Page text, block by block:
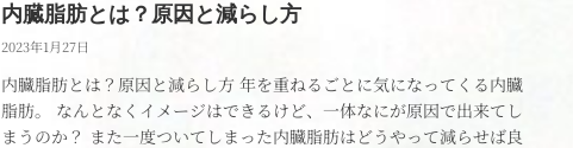
内臓脂肪とは？原因と減らし方
2023年1月27日
内臓脂肪とは？原因と減らし方 年を重ねるごとに気になってくる内臓
脂肪。 なんとなくイメージはできるけど、一体なにが原因で出来てし
まうのか？ また一度ついてしまった内臓脂肪はどうやって減らせば良